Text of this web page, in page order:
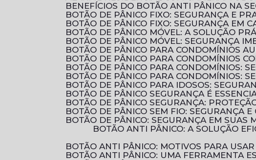
BENEFÍCIOS DO BOTÃO ANTI PÂNICO NA
BOTÃO DE PÂNICO FIXO: SEGURANÇA E
BOTÃO DE PÂNICO FIXO: SEGURANÇA EM
BOTÃO DE PÂNICO MÓVEL: A SOLUÇÃO
BOTÃO DE PÂNICO MÓVEL: SEGURANÇA
BOTÃO DE PÂNICO PARA CONDOMÍNIOS
BOTÃO DE PÂNICO PARA CONDOMÍNIOS
BOTÃO DE PÂNICO PARA CONDOMÍNIOS:
BOTÃO DE PÂNICO PARA CONDOMÍNIOS:
BOTÃO DE PÂNICO PARA IDOSOS:
BOTÃO DE PÂNICO SEGURANÇA É
BOTÃO DE PÂNICO SEGURANÇA:
BOTÃO DE PÂNICO SEM FIO: SEGURANÇA
BOTÃO DE PÂNICO: SEGURANÇA EM SUAS
BOTÃO ANTI PÂNICO: A SOLUÇÃO EFICIENTE PARA AUMENTAR A SEGURANÇA EM AMBIENTES COMERCIAIS E
BOTÃO ANTI PÂNICO: MOTIVOS PARA
BOTÃO ANTI PÂNICO: UMA FERRAMENTA